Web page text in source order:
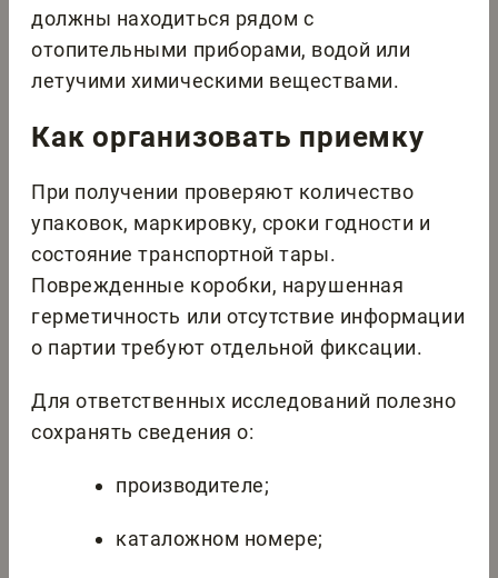
должны находиться рядом с
отопительными приборами, водой или
летучими химическими веществами.
Как организовать приемку
При получении проверяют количество
упаковок, маркировку, сроки годности и
состояние транспортной тары.
Поврежденные коробки, нарушенная
герметичность или отсутствие информации
о партии требуют отдельной фиксации.
Для ответственных исследований полезно
сохранять сведения о:
производителе;
каталожном номере;